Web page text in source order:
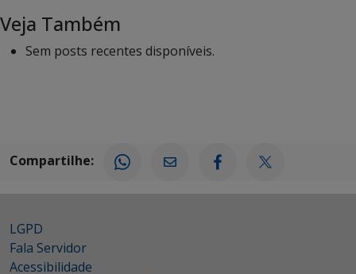
Veja Também
Sem posts recentes disponíveis.
Compartilhe:
LGPD
Fala Servidor
Acessibilidade